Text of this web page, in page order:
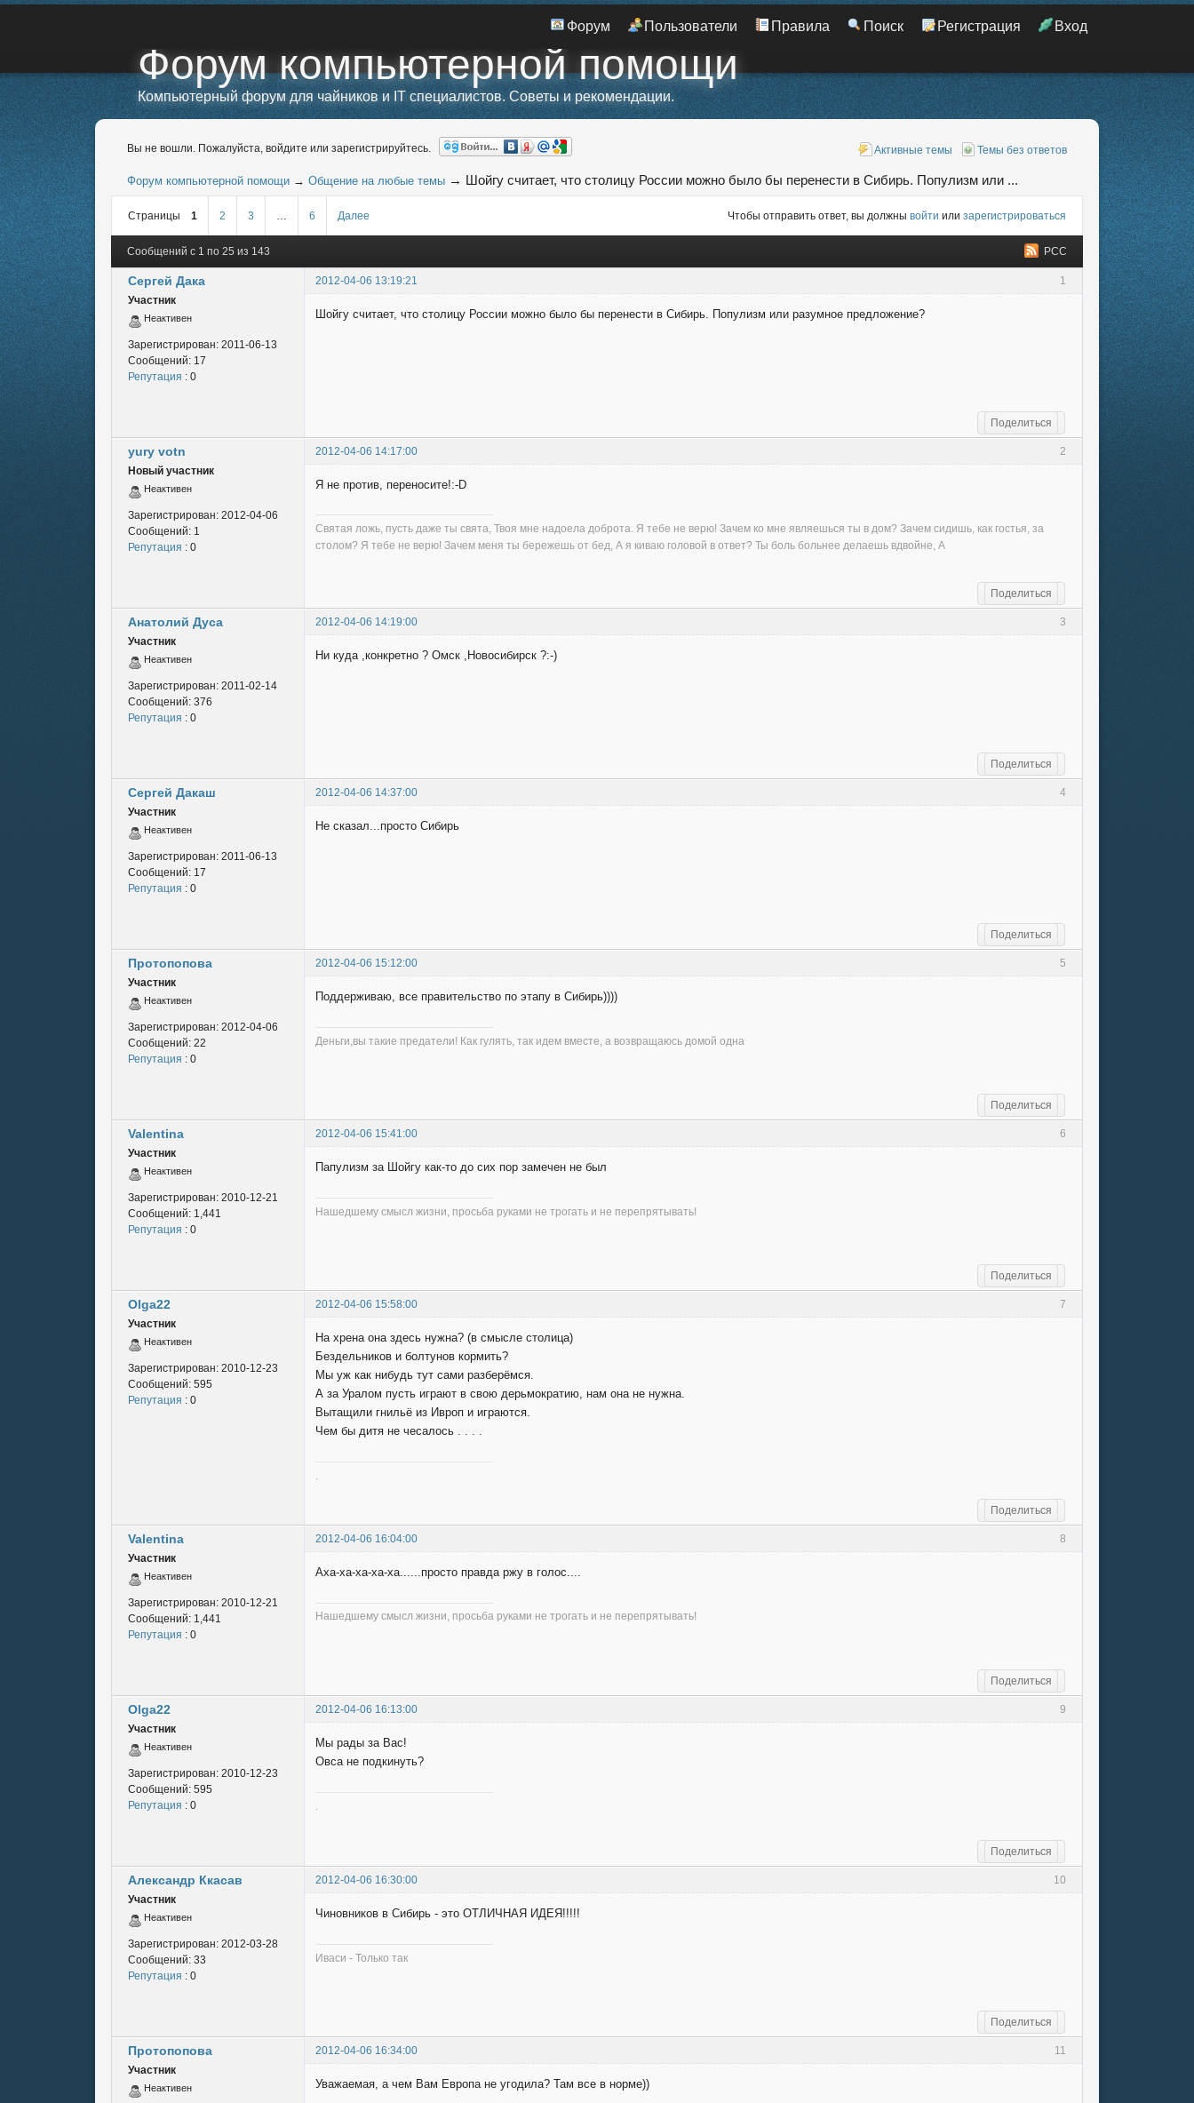
Форум Пользователи Правила Поиск Регистрация Вход
Форум компьютерной помощи
Компьютерный форум для чайников и IT специалистов. Советы и рекомендации.
Вы не вошли. Пожалуйста, войдите или зарегистрируйтесь. Активные темы Темы без ответов
Форум компьютерной помощи →Общение на любые темы → Шойгу считает, что столицу России можно было бы перенести в Сибирь. Популизм или ...
Страницы 1 2 3 6 Далее Чтобы отправить ответ, вы должны войти или зарегистрироваться
РСС
Сообщений с 1 по 25 из 143
1
Сергей Дака
2012-04-06 13:19:21
Участник
Неактивен
Зарегистрирован: 2011-06-13
Сообщений: 17
Репутация : 0
Шойгу считает, что столицу России можно было бы перенести в Сибирь. Популизм или разумное предложение?
Поделиться
2
yury votn
2012-04-06 14:17:00
Новый участник
Неактивен
Зарегистрирован: 2012-04-06
Сообщений: 1
Репутация : 0
Я не против, переносите!:-D
Святая ложь, пусть даже ты свята, Твоя мне надоела доброта. Я тебе не верю! Зачем ко мне являешься ты в дом? Зачем сидишь, как гостья, за
столом? Я тебе не верю! Зачем меня ты бережешь от бед, А я киваю головой в ответ? Ты боль больнее делаешь вдвойне, А
Поделиться
3
Анатолий Дуса
2012-04-06 14:19:00
Участник
Неактивен
Зарегистрирован: 2011-02-14
Сообщений: 376
Репутация : 0
Ни куда ,конкретно ? Омск ,Новосибирск ?:-)
Поделиться
4
Сергей Дакаш
2012-04-06 14:37:00
Участник
Неактивен
Зарегистрирован: 2011-06-13
Сообщений: 17
Репутация : 0
Не сказал...просто Сибирь
Поделиться
5
Протопопова
2012-04-06 15:12:00
Участник
Неактивен
Зарегистрирован: 2012-04-06
Сообщений: 22
Репутация : 0
Поддерживаю, все правительство по этапу в Сибирь))))
Деньги,вы такие предатели! Как гулять, так идем вместе, а возвращаюсь домой одна
Поделиться
6
Valentina
2012-04-06 15:41:00
Участник
Неактивен
Зарегистрирован: 2010-12-21
Сообщений: 1,441
Репутация : 0
Папулизм за Шойгу как-то до сих пор замечен не был
Нашедшему смысл жизни, просьба руками не трогать и не перепрятывать!
Поделиться
7
Olga22
2012-04-06 15:58:00
Участник
Неактивен
Зарегистрирован: 2010-12-23
Сообщений: 595
Репутация : 0
На хрена она здесь нужна? (в смысле столица)
Бездельников и болтунов кормить?
Мы уж как нибудь тут сами разберёмся.
А за Уралом пусть играют в свою дерьмократию, нам она не нужна.
Вытащили гнильё из Ивроп и играются.
Чем бы дитя не чесалось . . . .
Поделиться
8
Valentina
2012-04-06 16:04:00
Участник
Неактивен
Зарегистрирован: 2010-12-21
Сообщений: 1,441
Репутация : 0
Аха-ха-ха-ха-ха......просто правда ржу в голос....
Нашедшему смысл жизни, просьба руками не трогать и не перепрятывать!
Поделиться
9
Olga22
2012-04-06 16:13:00
Участник
Неактивен
Зарегистрирован: 2010-12-23
Сообщений: 595
Репутация : 0
Мы рады за Вас!
Овса не подкинуть?
Поделиться
10
Александр Ккасав
2012-04-06 16:30:00
Участник
Неактивен
Зарегистрирован: 2012-03-28
Сообщений: 33
Репутация : 0
Чиновников в Сибирь - это ОТЛИЧНАЯ ИДЕЯ!!!!!
Иваси - Только так
Поделиться
11
Протопопова
2012-04-06 16:34:00
Участник
Неактивен Уважаемая, а чем Вам Европа не угодила? Там все в норме))